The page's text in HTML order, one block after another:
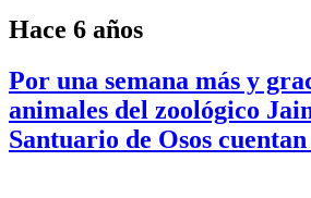
Hace 6 años
Por una semana más y
animales del zoológico
Santuario de Osos